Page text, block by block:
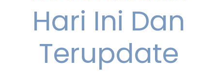
Hari Ini Dan
Terupdate